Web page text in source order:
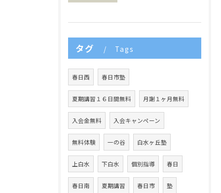
タグ Tags
春日西 春日市塾
夏期講習１６日間無料 月謝１ヶ月無料
入会金無料 入会キャンペーン
無料体験 一の谷 白水ヶ丘塾
上白水 下白水 個別指導 春日
春日南 夏期講習 春日市 塾